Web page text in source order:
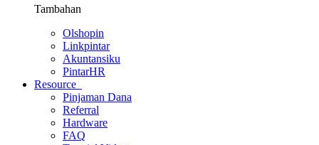
Tambahan
Olshopin
Linkpintar
Akuntansiku
PintarHR
Resource
Pinjaman Dana
Referral
Hardware
FAQ